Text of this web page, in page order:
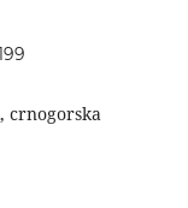
crnogorska